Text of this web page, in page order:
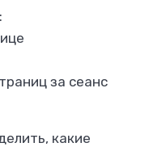
за сеанс
какие